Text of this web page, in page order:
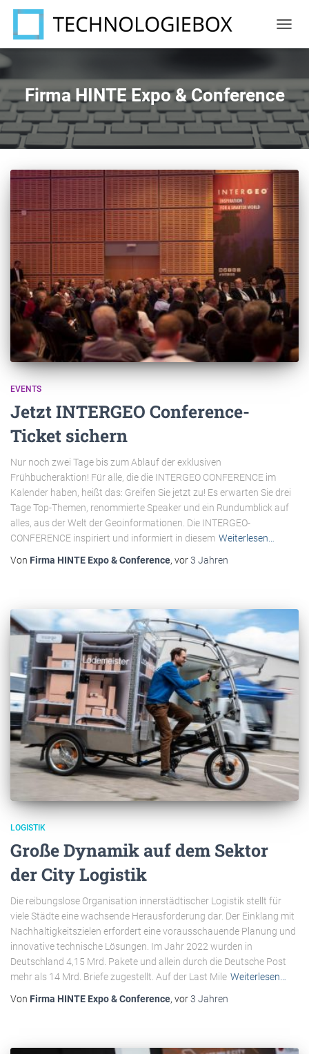
Firma HINTE Expo & Conference
EVENTS
Jetzt INTERGEO Conference-
Ticket sichern
Nur noch zwei Tage bis zum Ablauf der exklusiven
Frühbucheraktion! Für alle, die die INTERGEO CONFERENCE im
Kalender haben, heißt das: Greifen Sie jetzt zu! Es erwarten Sie drei
Tage Top-Themen, renommierte Speaker und ein Rundumblick auf
alles, aus der Welt der Geoinformationen. Die INTERGEO-
CONFERENCE inspiriert und informiert in diesem Weiterlesen…
Von Firma HINTE Expo & Conference, vor3 Jahren
LOGISTIK
Große Dynamik auf dem Sektor
der City Logistik
Die reibungslose Organisation innerstädtischer Logistik stellt für
viele Städte eine wachsende Herausforderung dar. Der Einklang mit
Nachhaltigkeitszielen erfordert eine vorausschauende Planung und
innovative technische Lösungen. Im Jahr 2022 wurden in
Deutschland 4,15 Mrd. Pakete und allein durch die Deutsche Post
mehr als 14 Mrd. Briefe zugestellt. Auf der Last Mile Weiterlesen…
Von Firma HINTE Expo & Conference, vor3 Jahren